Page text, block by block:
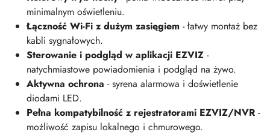
minimalnym oświetleniu.
Łączność Wi-Fi z dużym zasięgiem - łatwy montaż bez
kabli sygnałowych.
Sterowanie i podgląd w aplikacji EZVIZ -
natychmiastowe powiadomienia i podgląd na żywo.
Aktywna ochrona - syrena alarmowa i doświetlenie
diodami LED.
Pełna kompatybilność z rejestratorami EZVIZ/NVR -
możliwość zapisu lokalnego i chmurowego.